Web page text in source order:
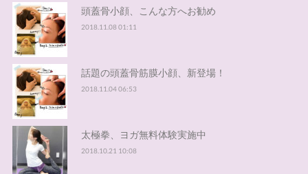
頭蓋骨小顔、こんな方へお勧め
2018.11.08 01:11
話題の頭蓋骨筋膜小顔、新登場！
2018.11.04 06:53
太極拳、ヨガ無料体験実施中
2018.10.21 10:08